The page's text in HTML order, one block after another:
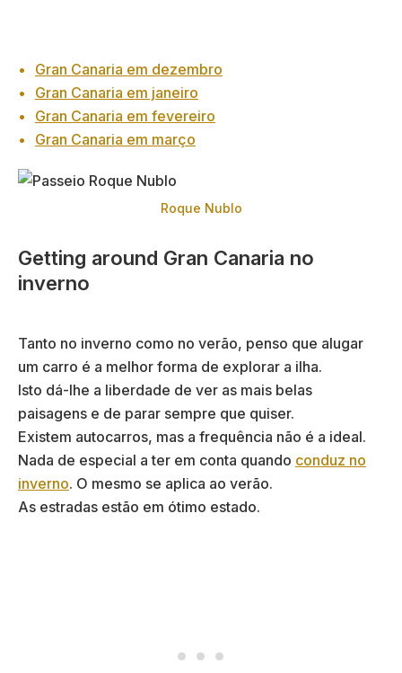
Gran Canaria em dezembro
Gran Canaria em janeiro
Gran Canaria em fevereiro
Gran Canaria em março
Roque Nublo
Getting around Gran Canaria no
inverno
Tanto no inverno como no verão, penso que alugar
um carro é a melhor forma de explorar a ilha.
Isto dá-lhe a liberdade de ver as mais belas
paisagens e de parar sempre que quiser.
Existem autocarros, mas a frequência não é a ideal.
Nada de especial a ter em conta quando conduz no
inverno. O mesmo se aplica ao verão.
As estradas estão em ótimo estado.